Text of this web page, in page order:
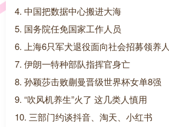
4. 中国把数据中心搬进大海
5. 国务院任免国家工作人员
6. 上海6只军犬退役面向社会招募领养人
7. 伊朗一特种部队指挥官身亡
8. 孙颖莎击败蒯曼晋级世界杯女单8强
9. “吹风机养生”火了 这几类人慎用
10. 三部门约谈抖音、淘天、小红书